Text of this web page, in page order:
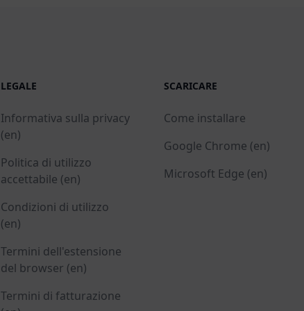
LEGALE
Informativa sulla privacy
(en)
Politica di utilizzo
accettabile (en)
Condizioni di utilizzo
(en)
Termini dell'estensione
del browser (en)
Termini di fatturazione
SCARICARE
Come installare
Google Chrome (en)
Microsoft Edge (en)